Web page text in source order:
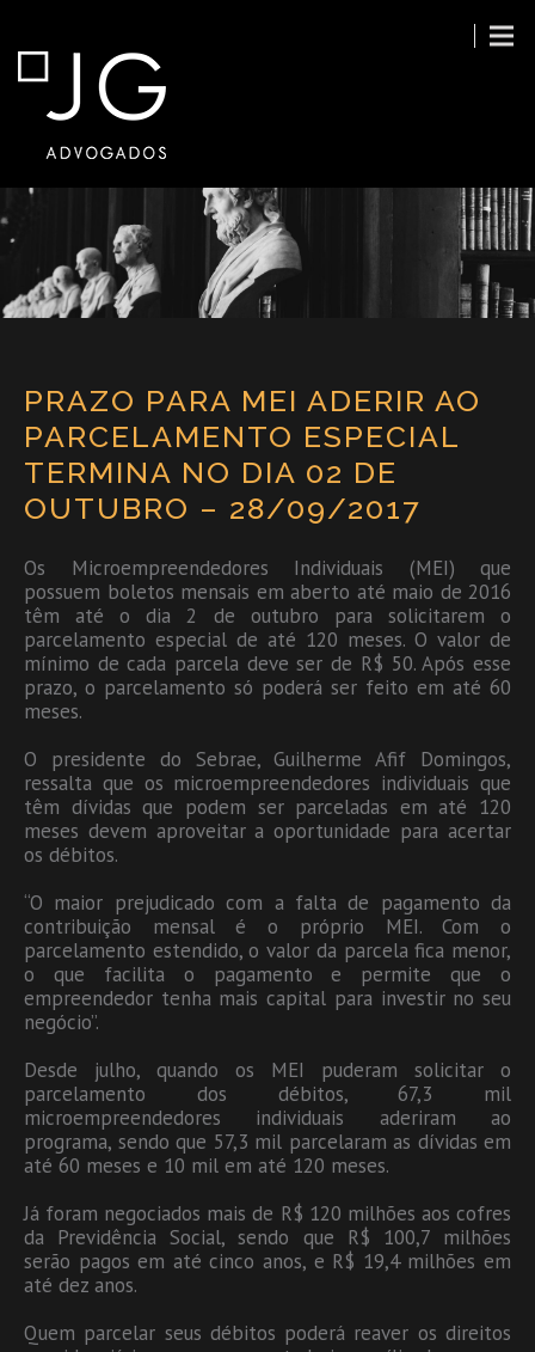
PRAZO PARA MEI ADERIR AO
PARCELAMENTO ESPECIAL
TERMINA NO DIA 02 DE
OUTUBRO – 28/09/2017
Os Microempreendedores Individuais (MEI) que
possuem boletos mensais em aberto até maio de 2016
têm até o dia 2 de outubro para solicitarem o
parcelamento especial de até 120 meses. O valor de
mínimo de cada parcela deve ser de R$ 50. Após esse
prazo, o parcelamento só poderá ser feito em até 60
meses.
O presidente do Sebrae, Guilherme Afif Domingos,
ressalta que os microempreendedores individuais que
têm dívidas que podem ser parceladas em até 120
meses devem aproveitar a oportunidade para acertar
os débitos.
“O maior prejudicado com a falta de pagamento da
contribuição mensal é o próprio MEI. Com o
parcelamento estendido, o valor da parcela fica menor,
o que facilita o pagamento e permite que o
empreendedor tenha mais capital para investir no seu
negócio”.
Desde julho, quando os MEI puderam solicitar o
parcelamento dos débitos, 67,3 mil
microempreendedores individuais aderiram ao
programa, sendo que 57,3 mil parcelaram as dívidas em
até 60 meses e 10 mil em até 120 meses.
Já foram negociados mais de R$ 120 milhões aos cofres
da Previdência Social, sendo que R$ 100,7 milhões
serão pagos em até cinco anos, e R$ 19,4 milhões em
até dez anos.
Quem parcelar seus débitos poderá reaver os direitos